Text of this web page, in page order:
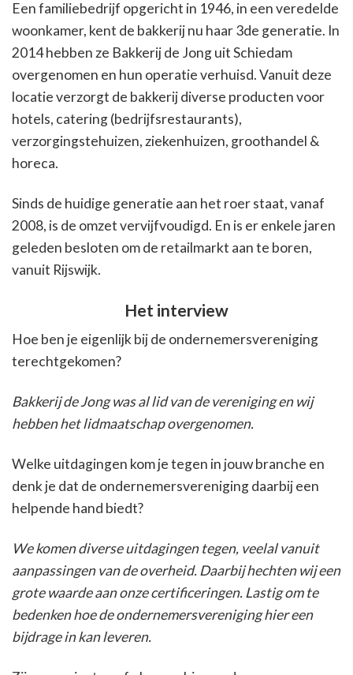
Een familiebedrijf opgericht in 1946, in een veredelde
woonkamer, kent de bakkerij nu haar 3de generatie. In
2014 hebben ze Bakkerij de Jong uit Schiedam
overgenomen en hun operatie verhuisd. Vanuit deze
locatie verzorgt de bakkerij diverse producten voor
hotels, catering (bedrijfsrestaurants),
verzorgingstehuizen, ziekenhuizen, groothandel &
horeca.
Sinds de huidige generatie aan het roer staat, vanaf
2008, is de omzet vervijfvoudigd. En is er enkele jaren
geleden besloten om de retailmarkt aan te boren,
vanuit Rijswijk.
Het interview
Hoe ben je eigenlijk bij de ondernemersvereniging
terechtgekomen?
Bakkerij de Jong was al lid van de vereniging en wij
hebben het lidmaatschap overgenomen.
Welke uitdagingen kom je tegen in jouw branche en
denk je dat de ondernemersvereniging daarbij een
helpende hand biedt?
We komen diverse uitdagingen tegen, veelal vanuit
aanpassingen van de overheid. Daarbij hechten wij een
grote waarde aan onze certificeringen. Lastig om te
bedenken hoe de ondernemersvereniging hier een
bijdrage in kan leveren.